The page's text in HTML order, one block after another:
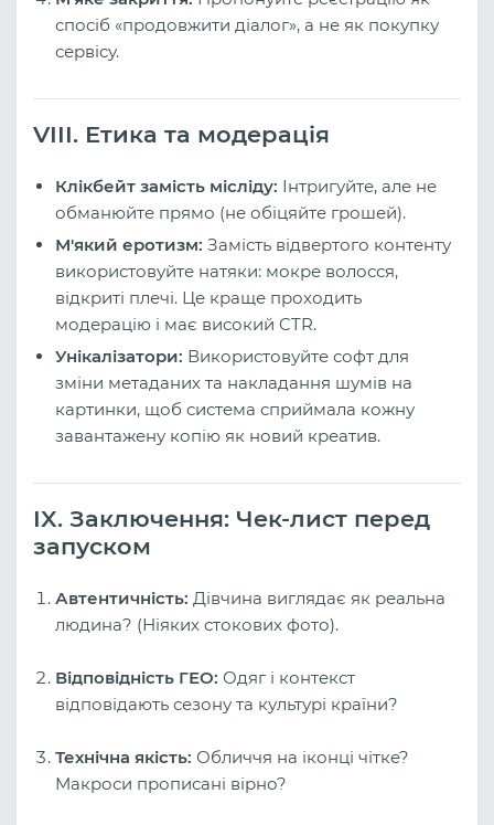
спосіб «продовжити діалог», а не як покупку
сервісу.
VIII. Етика та модерація
Клікбейт замість місліду: Інтригуйте, але не
обманюйте прямо (не обіцяйте грошей).
М'який еротизм: Замість відвертого контенту
використовуйте натяки: мокре волосся,
відкриті плечі. Це краще проходить
модерацію і має високий CTR.
Унікалізатори: Використовуйте софт для
зміни метаданих та накладання шумів на
картинки, щоб система сприймала кожну
завантажену копію як новий креатив.
IX. Заключення: Чек-лист перед
запуском
Автентичність: Дівчина виглядає як реальна
людина? (Ніяких стокових фото).
Відповідність ГЕО: Одяг і контекст
відповідають сезону та культурі країни?
Технічна якість: Обличчя на іконці чітке?
Макроси прописані вірно?